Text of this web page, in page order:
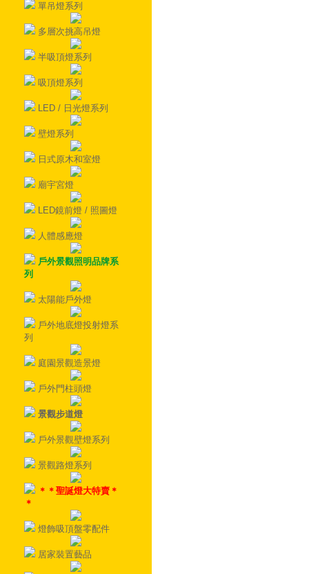
單吊燈系列
多層次挑高吊燈
半吸頂燈系列
吸頂燈系列
LED / 日光燈系列
壁燈系列
日式原木和室燈
廟宇宮燈
LED鏡前燈 / 照圖燈
人體感應燈
戶外景觀照明品牌系
列
太陽能戶外燈
戶外地底燈投射燈系
列
庭園景觀造景燈
戶外門柱頭燈
景觀步道燈
戶外景觀壁燈系列
景觀路燈系列
＊＊聖誕燈大特賣＊
＊
燈飾吸頂盤零配件
居家裝置藝品